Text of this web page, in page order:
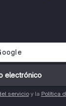
electrónico
servicioy la Política